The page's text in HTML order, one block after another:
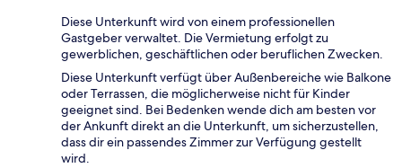
Diese Unterkunft wird von einem professionellen
Gastgeber verwaltet. Die Vermietung erfolgt zu
gewerblichen, geschäftlichen oder beruflichen Zwecken.
Diese Unterkunft verfügt über Außenbereiche wie Balkone
oder Terrassen, die möglicherweise nicht für Kinder
geeignet sind. Bei Bedenken wende dich am besten vor
der Ankunft direkt an die Unterkunft, um sicherzustellen,
dass dir ein passendes Zimmer zur Verfügung gestellt
wird.